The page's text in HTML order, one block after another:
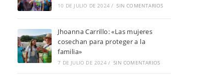
10 DE JULIO DE 2024 / SIN COMENTARIOS
Jhoanna Carrillo: «Las mujeres
cosechan para proteger a la
familia»
7 DE JULIO DE 2024 / SIN COMENTARIOS